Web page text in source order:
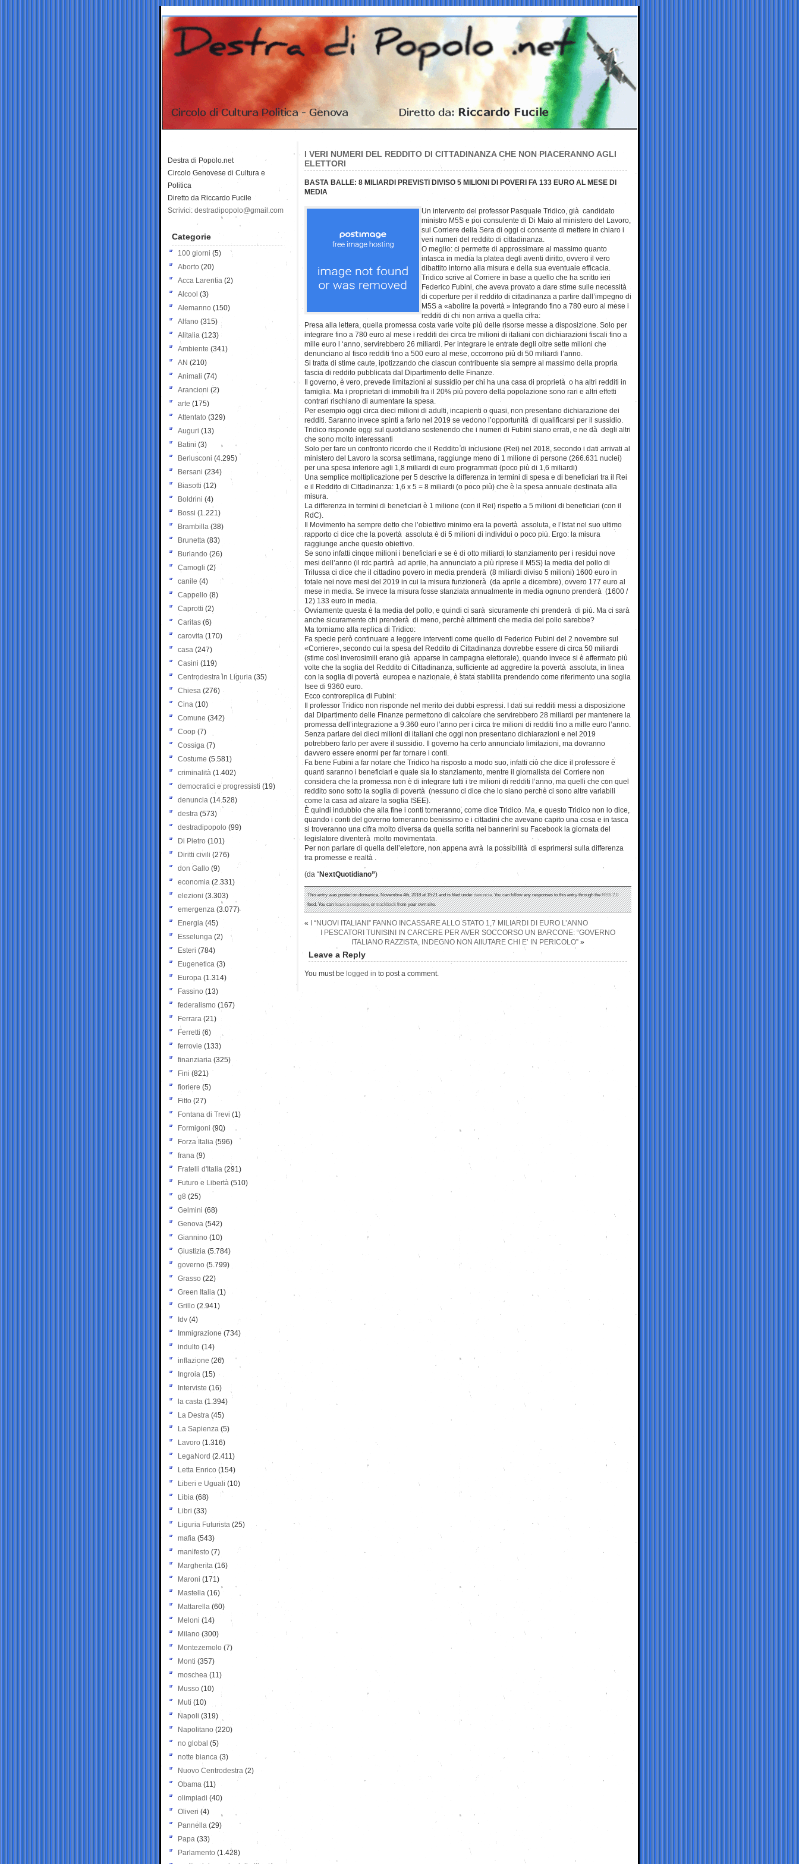
I VERI NUMERI DEL REDDITO DI CITTADINANZA CHE NON PIACERANNO AGLI
ELETTORI
BASTA BALLE: 8 MILIARDI PREVISTI DIVISO 5 MILIONI DI POVERI FA 133 EURO AL MESE DI
MEDIA
Un intervento del professor Pasquale Tridico, già candidato
ministro M5S e poi consulente di Di Maio al ministero del Lavoro,
sul Corriere della Sera di oggi ci consente di mettere in chiaro i
veri numeri del reddito di cittadinanza.
O meglio: ci permette di approssimare al massimo quanto
intasca in media la platea degli aventi diritto, ovvero il vero
dibattito intorno alla misura e della sua eventuale efficacia.
Tridico scrive al Corriere in base a quello che ha scritto ieri
Federico Fubini, che aveva provato a dare stime sulle necessità
di coperture per il reddito di cittadinanza a partire dall’impegno di
M5S a «abolire la povertà » integrando fino a 780 euro al mese i
redditi di chi non arriva a quella cifra:
Presa alla lettera, quella promessa costa varie volte più delle risorse messe a disposizione. Solo per
integrare fino a 780 euro al mese i redditi dei circa tre milioni di italiani con dichiarazioni fiscali fino a
mille euro l ‘anno, servirebbero 26 miliardi. Per integrare le entrate degli oltre sette milioni che
denunciano al fisco redditi fino a 500 euro al mese, occorrono più di 50 miliardi l’anno.
Si tratta di stime caute, ipotizzando che ciascun contribuente sia sempre al massimo della propria
fascia di reddito pubblicata dal Dipartimento delle Finanze.
Il governo, è vero, prevede limitazioni al sussidio per chi ha una casa di proprietà o ha altri redditi in
famiglia. Ma i proprietari di immobili fra il 20% più povero della popolazione sono rari e altri effetti
contrari rischiano di aumentare la spesa.
Per esempio oggi circa dieci milioni di adulti, incapienti o quasi, non presentano dichiarazione dei
redditi. Saranno invece spinti a farlo nel 2019 se vedono l’opportunità di qualificarsi per il sussidio.
Tridico risponde oggi sul quotidiano sostenendo che i numeri di Fubini siano errati, e ne dà degli altri
che sono molto interessanti
Solo per fare un confronto ricordo che il Reddito di inclusione (Rei) nel 2018, secondo i dati arrivati al
ministero del Lavoro la scorsa settimana, raggiunge meno di 1 milione di persone (266.631 nuclei)
per una spesa inferiore agli 1,8 miliardi di euro programmati (poco più di 1,6 miliardi)
Una semplice moltiplicazione per 5 descrive la differenza in termini di spesa e di beneficiari tra il Rei
e il Reddito di Cittadinanza: 1,6 x 5 = 8 miliardi (o poco più) che è la spesa annuale destinata alla
misura.
La differenza in termini di beneficiari è 1 milione (con il Rei) rispetto a 5 milioni di beneficiari (con il
RdC).
Il Movimento ha sempre detto che l’obiettivo minimo era la povertà assoluta, e l’Istat nel suo ultimo
rapporto ci dice che la povertà assoluta è di 5 milioni di individui o poco più. Ergo: la misura
raggiunge anche questo obiettivo.
Se sono infatti cinque milioni i beneficiari e se è di otto miliardi lo stanziamento per i residui nove
mesi dell’anno (il rdc partirà ad aprile, ha annunciato a più riprese il M5S) la media del pollo di
Trilussa ci dice che il cittadino povero in media prenderà (8 miliardi diviso 5 milioni) 1600 euro in
totale nei nove mesi del 2019 in cui la misura funzionerà (da aprile a dicembre), ovvero 177 euro al
mese in media. Se invece la misura fosse stanziata annualmente in media ognuno prenderà (1600 /
12) 133 euro in media.
Ovviamente questa è la media del pollo, e quindi ci sarà sicuramente chi prenderà di più. Ma ci sarà
anche sicuramente chi prenderà di meno, perchè altrimenti che media del pollo sarebbe?
Ma torniamo alla replica di Tridico:
Fa specie però continuare a leggere interventi come quello di Federico Fubini del 2 novembre sul
«Corriere», secondo cui la spesa del Reddito di Cittadinanza dovrebbe essere di circa 50 miliardi
(stime così inverosimili erano già apparse in campagna elettorale), quando invece si è affermato più
volte che la soglia del Reddito di Cittadinanza, sufficiente ad aggredire la povertà assoluta, in linea
con la soglia di povertà europea e nazionale, è stata stabilita prendendo come riferimento una soglia
Isee di 9360 euro.
Ecco controreplica di Fubini:
Il professor Tridico non risponde nel merito dei dubbi espressi. I dati sui redditi messi a disposizione
dal Dipartimento delle Finanze permettono di calcolare che servirebbero 28 miliardi per mantenere la
promessa dell’integrazione a 9.360 euro l’anno per i circa tre milioni di redditi fino a mille euro l’anno.
Senza parlare dei dieci milioni di italiani che oggi non presentano dichiarazioni e nel 2019
potrebbero farlo per avere il sussidio. Il governo ha certo annunciato limitazioni, ma dovranno
davvero essere enormi per far tornare i conti.
Fa bene Fubini a far notare che Tridico ha risposto a modo suo, infatti ciò che dice il professore è
quanti saranno i beneficiari e quale sia lo stanziamento, mentre il giornalista del Corriere non
considera che la promessa non è di integrare tutti i tre milioni di redditi l’anno, ma quelli che con quel
reddito sono sotto la soglia di povertà (nessuno ci dice che lo siano perchè ci sono altre variabili
come la casa ad alzare la soglia ISEE).
È quindi indubbio che alla fine i conti torneranno, come dice Tridico. Ma, e questo Tridico non lo dice,
quando i conti del governo torneranno benissimo e i cittadini che avevano capito una cosa e in tasca
si troveranno una cifra molto diversa da quella scritta nei bannerini su Facebook la giornata del
legislatore diventerà molto movimentata.
Per non parlare di quella dell’elettore, non appena avrà la possibilità di esprimersi sulla differenza
tra promesse e realtà .
(da “NextQuotidiano”)
This entry was posted on domenica, Novembre 4th, 2018 at 15:21 and is filed underdenuncia. You can follow any responses to this entry through theRSS 2.0
feed. You canleave a response, ortrackbackfrom your own site.
«
I “NUOVI ITALIANI” FANNO INCASSARE ALLO STATO 1,7 MILIARDI DI EURO L’ANNO
I PESCATORI TUNISINI IN CARCERE PER AVER SOCCORSO UN BARCONE: “GOVERNO
ITALIANO RAZZISTA, INDEGNO NON AIIUTARE CHI E’ IN PERICOLO” »
Leave a Reply
You must be logged in to post a comment.
Destra di Popolo.net
Circolo Genovese di Cultura e
Politica
Diretto da Riccardo Fucile
Scrivici: destradipopolo@gmail.com
Categorie
100 giorni (5)
Aborto (20)
Acca Larentia (2)
Alcool (3)
Alemanno (150)
Alfano (315)
Alitalia (123)
Ambiente (341)
AN (210)
Animali (74)
Arancioni (2)
arte (175)
Attentato (329)
Auguri (13)
Batini (3)
Berlusconi (4.295)
Bersani (234)
Biasotti (12)
Boldrini (4)
Bossi (1.221)
Brambilla (38)
Brunetta (83)
Burlando (26)
Camogli (2)
canile (4)
Cappello (8)
Caprotti (2)
Caritas (6)
carovita (170)
casa (247)
Casini (119)
Centrodestra in Liguria (35)
Chiesa (276)
Cina (10)
Comune (342)
Coop (7)
Cossiga (7)
Costume (5.581)
criminalità (1.402)
democratici e progressisti (19)
denuncia (14.528)
destra (573)
destradipopolo (99)
Di Pietro (101)
Diritti civili (276)
don Gallo (9)
economia (2.331)
elezioni (3.303)
emergenza (3.077)
Energia (45)
Esselunga (2)
Esteri (784)
Eugenetica (3)
Europa (1.314)
Fassino (13)
federalismo (167)
Ferrara (21)
Ferretti (6)
ferrovie (133)
finanziaria (325)
Fini (821)
fioriere (5)
Fitto (27)
Fontana di Trevi (1)
Formigoni (90)
Forza Italia (596)
frana (9)
Fratelli d'Italia (291)
Futuro e Libertà (510)
g8 (25)
Gelmini (68)
Genova (542)
Giannino (10)
Giustizia (5.784)
governo (5.799)
Grasso (22)
Green Italia (1)
Grillo (2.941)
Idv (4)
Immigrazione (734)
indulto (14)
inflazione (26)
Ingroia (15)
Interviste (16)
la casta (1.394)
La Destra (45)
La Sapienza (5)
Lavoro (1.316)
LegaNord (2.411)
Letta Enrico (154)
Liberi e Uguali (10)
Libia (68)
Libri (33)
Liguria Futurista (25)
mafia (543)
manifesto (7)
Margherita (16)
Maroni (171)
Mastella (16)
Mattarella (60)
Meloni (14)
Milano (300)
Montezemolo (7)
Monti (357)
moschea (11)
Musso (10)
Muti (10)
Napoli (319)
Napolitano (220)
no global (5)
notte bianca (3)
Nuovo Centrodestra (2)
Obama (11)
olimpiadi (40)
Oliveri (4)
Pannella (29)
Papa (33)
Parlamento (1.428)